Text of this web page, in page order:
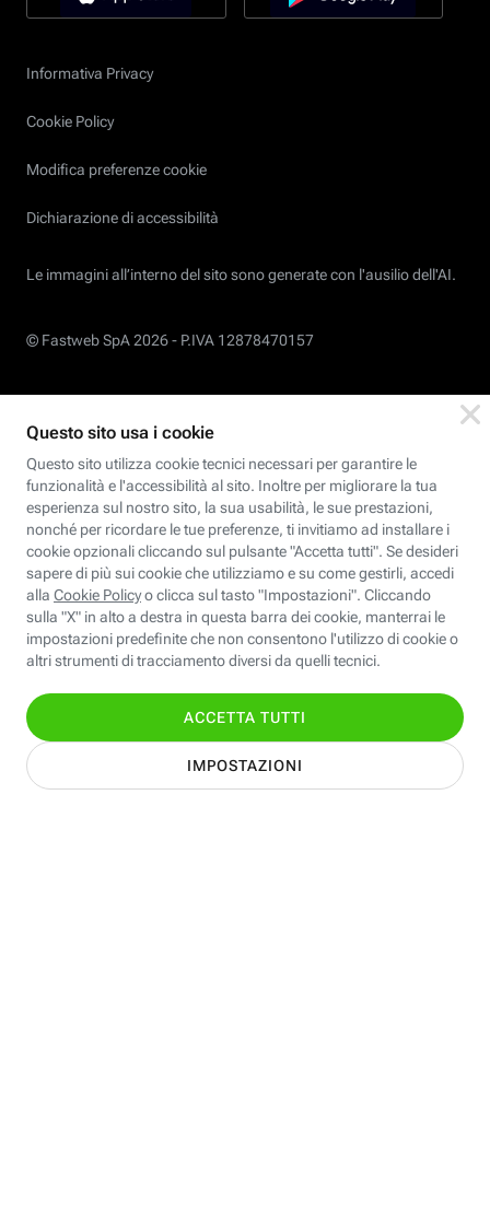
Informativa Privacy
Cookie Policy
Modifica preferenze cookie
Dichiarazione di accessibilità
Le immagini all’interno del sito sono generate con l'ausilio dell'AI.
© Fastweb SpA 2026 - P.IVA 12878470157